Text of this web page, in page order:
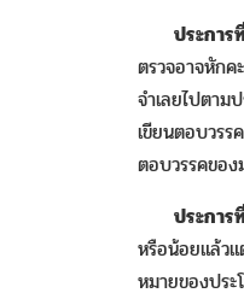
ประการ
ตรวจอาจหัก
จำเลยไปตา
เขียนตอบวร
ตอบวรรคขอ
ประการ
หรือน้อยแล้วแ
หมายของปร